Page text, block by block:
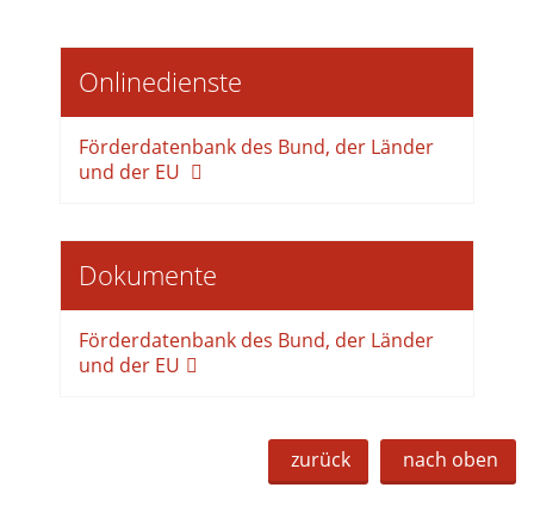
Onlinedienste
Förderdatenbank des Bund, der Länder
und der EU
Dokumente
Förderdatenbank des Bund, der Länder
und der EU
zurück nach oben